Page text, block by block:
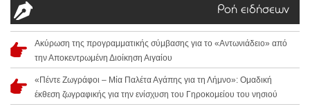
Ροή ειδήσεων
Ακύρωση της προγραμματικής σύμβασης για το «Αντωνιάδειο» από
την Αποκεντρωμένη Διοίκηση Αιγαίου
«Πέντε Ζωγράφοι – Μία Παλέτα Αγάπης για τη Λήμνο»: Ομαδική
έκθεση ζωγραφικής για την ενίσχυση του Γηροκομείου του νησιού